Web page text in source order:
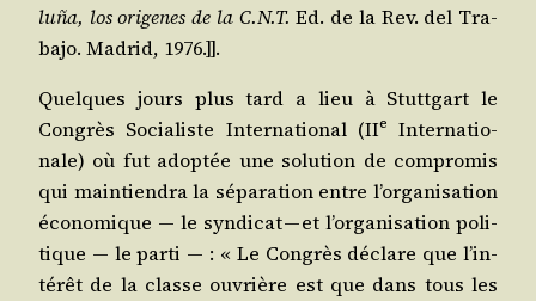
luña, los ori­genes de la C.N.T. Ed. de la Rev. del Tra­
ba­jo. Madrid, 1976.]].
Quelques jours plus tard a lieu à Stutt­gart le
Congrès Socia­liste Inter­na­tio­nal (IIe Inter­na­tio­
nale) où fut adop­tée une solu­tion de com­pro­mis
qui main­tien­dra la sépa­ra­tion entre l’or­ga­ni­sa­tion
éco­no­mique ― le syn­di­cat — et l’or­ga­ni­sa­tion poli­
tique ― le par­ti ― : « Le Congrès déclare que l’in­
té­rêt de la classe ouvrière est que dans tous les